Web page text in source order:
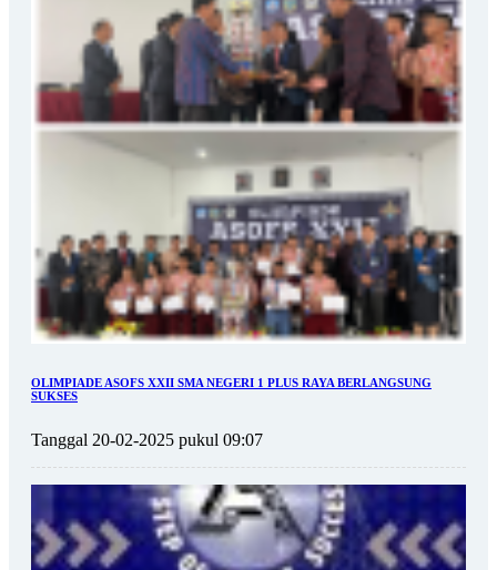
OLIMPIADE ASOFS XXII SMA NEGERI 1 PLUS RAYA BERLANGSUNG
SUKSES
Tanggal 20-02-2025 pukul 09:07